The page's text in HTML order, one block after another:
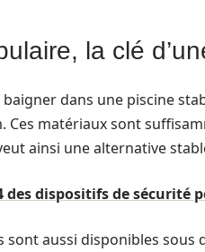
la clé
dans une piscine
Ces matériaux sont
ainsi une alternative
des dispositifs de sécurité
sont aussi disponibles